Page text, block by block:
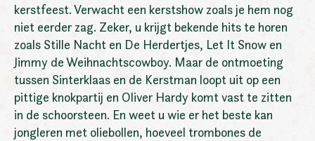
kerstfeest. Verwacht een kerstshow zoals je hem nog
niet eerder zag. Zeker, u krijgt bekende hits te horen
zoals Stille Nacht en De Herdertjes, Let It Snow en
Jimmy de Weihnachtscowboy. Maar de ontmoeting
tussen Sinterklaas en de Kerstman loopt uit op een
pittige knokpartij en Oliver Hardy komt vast te zitten
in de schoorsteen. En weet u wie er het beste kan
jongleren met oliebollen, hoeveel trombones de